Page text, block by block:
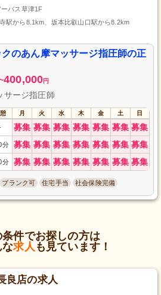
バス草津1F
駅から8.1km、坂本比叡山口駅から8.2km
のあん摩マッサージ指圧師の正
400,000円
サージ指圧師
月 火 水 木 金 土 日
募集 募集 募集 募集 募集 募集 募集
分 募集 募集 募集 募集 募集 募集 募集
分 募集 募集 募集 募集 募集 募集 募集
ブランク可 住宅手当 社会保険完備
条件でお探しの方は
な求人 も見ています！
良店の求人